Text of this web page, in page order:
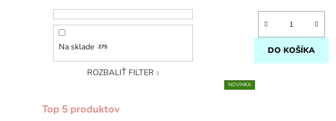
Na sklade 275
ROZBALIŤ FILTER
Top 5 produktov
DO KOŠÍKA
NOVINKA